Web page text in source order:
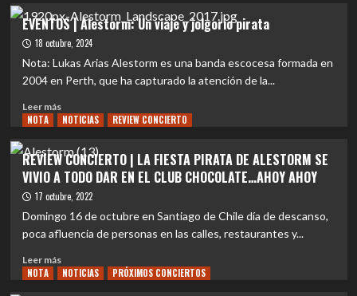
Chile
EVENTOS
|
ALESTORM
CONFIRMA
CONCIERTO
CHILE
EVENTOS | Alestorm: Un viaje y jolgorio pirata
18 octubre, 2024
Nota: Lukas Arias Alestorm es una banda escocesa formada en
2004 en Perth, que ha capturado la atención de la...
Leer másLeer
más
EVENTOS
|
Alestorm:
Un
viaje
jolgorio
pirata
NOTA NOTICIAS REVIEW CONCIERTO
REVIEW CONCIERTO | LA FIESTA PIRATA DE ALESTORM SE
VIVIO A TODO DAR EN EL CLUB CHOCOLATE…AHOY AHOY
17 octubre, 2022
Domingo 16 de octubre en Santiago de Chile día de descanso,
poca afluencia de personas en las calles, restaurantes y...
Leer másLeer
más
NOTA NOTICIAS PRÓXIMOS CONCIERTOS